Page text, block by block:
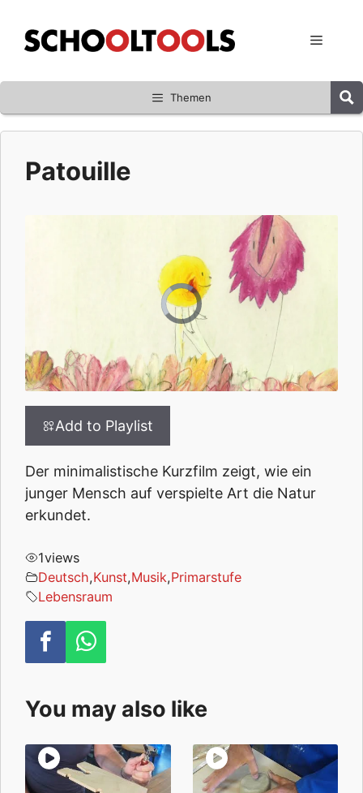
Inhalt
springen
Menü
Themen
Patouille
Add to Playlist
Der minimalistische Kurzfilm zeigt, wie ein
junger Mensch auf verspielte Art die Natur
erkundet.
1views
Deutsch,Kunst,Musik,Primarstufe
Lebensraum
You may also like